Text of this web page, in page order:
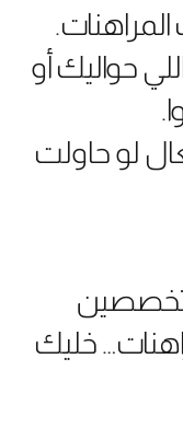
حواليك أو
لو حاولت
خليك